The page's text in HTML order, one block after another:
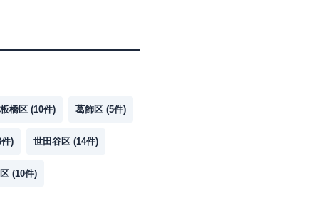
板橋区 (10件) 葛飾区 (5件)
件) 世田谷区 (14件)
(10件)